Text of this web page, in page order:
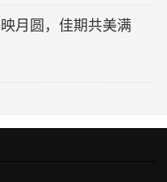
月圆，佳期共美满